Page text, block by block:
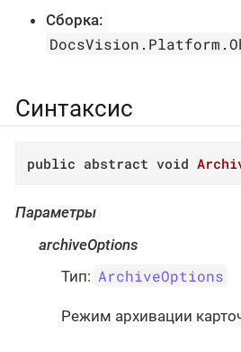
Сборка:
Синтаксис
public abstract void
Параметры
archiveOptions
Тип: ArchiveOptions
Режим архивации